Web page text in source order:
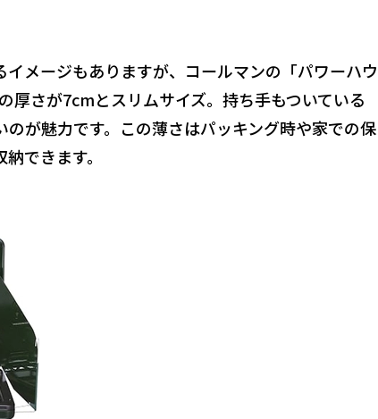
メージもありますが、コールマンの「パワーハウ
厚さが7cmとスリムサイズ。持ち手もついている
が魅力です。この薄さはパッキング時や家での保
納できます。